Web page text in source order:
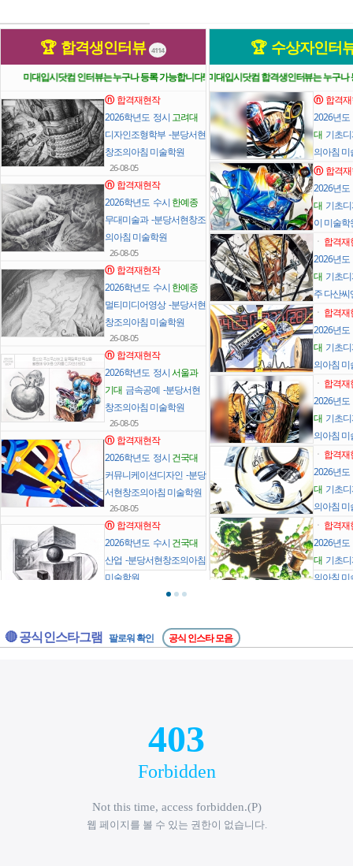
🏆 합격생인터뷰 4114
미대입시닷컴 인터뷰는 누구나 등록 가능합니다!
ⓝ 합격재현작
2026학년도 정시고려대
디자인조형학부 -분당서현
창조의아침 미술학원
26-08-05
ⓝ 합격재현작
2026학년도 수시한예종
무대미술과 -분당서현창조
의아침 미술학원
26-08-05
ⓝ 합격재현작
2026학년도 수시한예종
멀티미디어영상 -분당서현
창조의아침 미술학원
26-08-05
ⓝ 합격재현작
2026학년도 정시서울과
기대 금속공예 -분당서현
창조의아침 미술학원
26-08-05
ⓝ 합격재현작
2026학년도 정시건국대
커뮤니케이션디자인 -분당
서현창조의아침 미술학원
26-08-05
ⓝ 합격재현작
2026학년도 수시건국대
산업 -분당서현창조의아침
미술학원
2026학년도 정시건국대
커뮤니케이션디자인 -분당
디자인조형자유
전공학부 -분당서현창조의
아침 미술학원
🏆 수상자인터
미대입시닷컴 합격생인터뷰는 누구
ⓝ 합격
2026년
대 기초
의아침
ⓝ 합격
2026년
대 기초
이 미술학
ㆍ 합격재
2026년
대 기초
주 다산
ㆍ 합격재
2026년
대 기초
의아침
ㆍ 합격재
2026년
대 기초
의아침
ㆍ 합격재
2026년
대 기초
의아침
ㆍ 합격재
2026년
대 기초
의아침
이브 미술
🔴 공식 인스타그램 팔로워 확인 공식 인스타 모음